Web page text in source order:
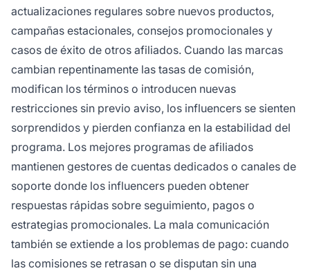
actualizaciones regulares sobre nuevos productos,
campañas estacionales, consejos promocionales y
casos de éxito de otros afiliados. Cuando las marcas
cambian repentinamente las tasas de comisión,
modifican los términos o introducen nuevas
restricciones sin previo aviso, los influencers se sienten
sorprendidos y pierden confianza en la estabilidad del
programa. Los mejores programas de afiliados
mantienen gestores de cuentas dedicados o canales de
soporte donde los influencers pueden obtener
respuestas rápidas sobre seguimiento, pagos o
estrategias promocionales. La mala comunicación
también se extiende a los problemas de pago: cuando
las comisiones se retrasan o se disputan sin una